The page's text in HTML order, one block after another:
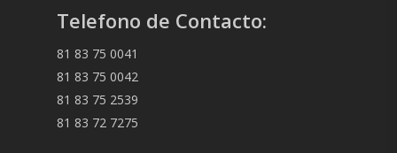
Telefono de Contacto:
81 83 75 0041
81 83 75 0042
81 83 75 2539
81 83 72 7275